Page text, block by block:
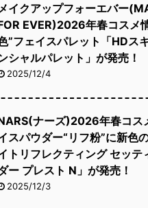
メイクアップフォーエバー
EVER)2026年春コスメ
”フェイスパレット「HDス
シャルパレット」が発売！
2025/12/4
ナーズ)2026年春コス
スパウダー“リフ粉”に新色
トリフレクティング セッテ
ー プレスト N」が発売！
2025/12/3